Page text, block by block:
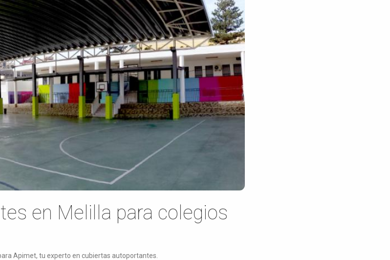
en Melilla para colegios
Apimet, tu experto en cubiertas autoportantes.